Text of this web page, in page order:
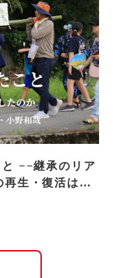
と −−継承のリア
生・復活はな